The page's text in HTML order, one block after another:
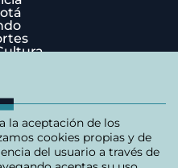
cookies
Terpel Oficina 501
la aceptación de los
cookies propias y de
del usuario a través de